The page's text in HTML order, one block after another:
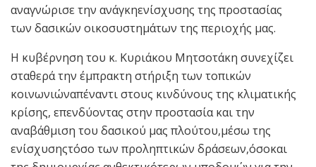
αναγνώρισε την ανάγκηενίσχυσης της προστασίας
των δασικών οικοσυστημάτων της περιοχής μας.
Η κυβέρνηση του κ. Κυριάκου Μητσοτάκη συνεχίζει
σταθερά την έμπρακτη στήριξη των τοπικών
κοινωνιώναπέναντι στους κινδύνους της κλιματικής
κρίσης, επενδύοντας στην προστασία και την
αναβάθμιση του δασικού μας πλούτου,μέσω της
ενίσχυσηςτόσο των προληπτικών δράσεων,όσοκαι